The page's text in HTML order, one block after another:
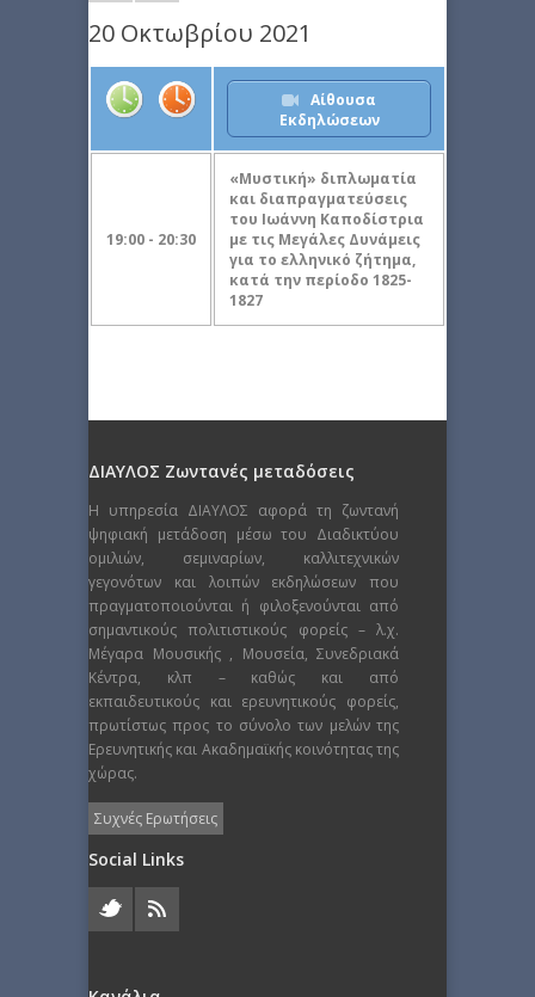
20 Οκτωβρίου 2021
Αίθουσα
Εκδηλώσεων
19:00 - 20:30
«Μυστική» διπλωματία
και διαπραγματεύσεις
του Ιωάννη Καποδίστρια
με τις Μεγάλες Δυνάμεις
για τo ελληνικό ζήτημα,
κατά την περίοδο 1825-
1827
ΔΙΑΥΛΟΣ Ζωντανές μεταδόσεις
Η υπηρεσία ΔΙΑΥΛΟΣ αφορά τη ζωντανή
ψηφιακή μετάδοση μέσω του Διαδικτύου
ομιλιών, σεμιναρίων, καλλιτεχνικών
γεγονότων και λοιπών εκδηλώσεων που
πραγματοποιούνται ή φιλοξενούνται από
σημαντικούς πολιτιστικούς φορείς – λ.χ.
Μέγαρα Μουσικής , Μουσεία, Συνεδριακά
Κέντρα, κλπ – καθώς και από
εκπαιδευτικούς και ερευνητικούς φορείς,
πρωτίστως προς το σύνολο των μελών της
Ερευνητικής και Ακαδημαϊκής κοινότητας της
χώρας.
Συχνές Ερωτήσεις
Social Links